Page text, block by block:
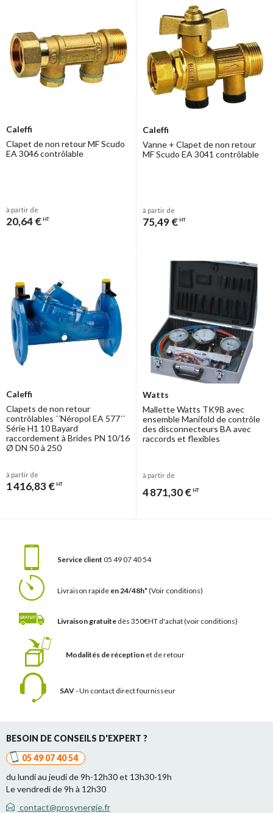
Caleffi
Clapet de non retour MF Scudo
EA 3046 contrôlable
à partir de
20,64 € HT
Caleffi
Vanne + Clapet de non retour
MF Scudo EA 3041 contrôlable
à partir de
75,49 € HT
Caleffi
Clapets de non retour
contrôlables ´´Néropol EA 577´´
Série H1 10 Bayard
raccordement à Brides PN 10/16
Ø DN 50 à 250
à partir de
1 416,83 € HT
Watts
Mallette Watts TK9B avec
ensemble Manifold de contrôle
des disconnecteurs BA avec
raccords et flexibles
à partir de
4 871,30 € HT
Service client 05 49 07 40 54
Livraison rapide en 24/48h*(Voir conditions)
Livraison gratuite dès 350€HT d'achat(voir conditions)
Modalités de réception et de retour
SAV- Un contact direct fournisseur
BESOIN DE CONSEILS D'EXPERT ?
05 49 07 40 54
du lundi au jeudi de 9h-12h30 et 13h30-19h
Le vendredi de 9h à 12h30
contact@prosynergie.fr